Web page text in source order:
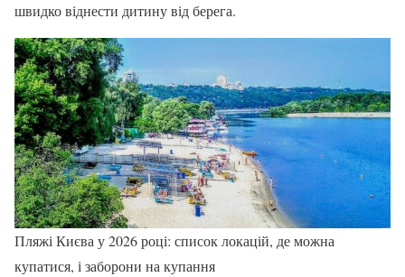
швидко віднести дитину від берега.
Пляжі Києва у 2026 році: список локацій, де можна
купатися, і заборони на купання